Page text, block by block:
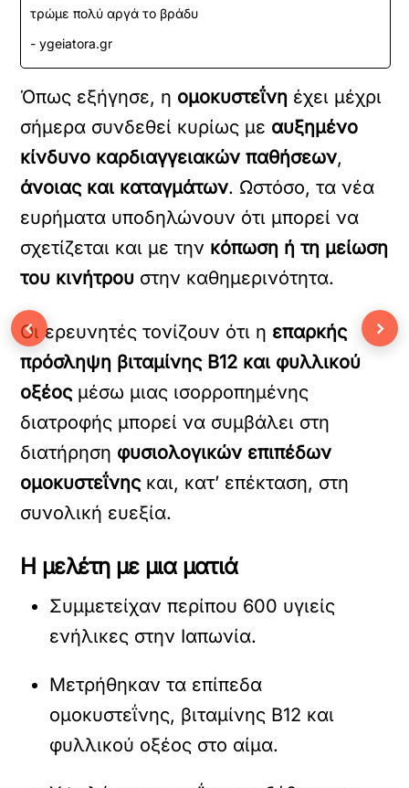
τρώμε πολύ αργά το βράδυ
- ygeiatora.gr
Όπως εξήγησε, η ομοκυστεΐνη έχει μέχρι
σήμερα συνδεθεί κυρίως με αυξημένο
κίνδυνο καρδιαγγειακών παθήσεων,
άνοιας και καταγμάτων. Ωστόσο, τα νέα
ευρήματα υποδηλώνουν ότι μπορεί να
σχετίζεται και με την κόπωση ή τη μείωση
του κινήτρου στην καθημερινότητα.
Οι ερευνητές τονίζουν ότι η επαρκής
πρόσληψη βιταμίνης Β12 και φυλλικού
οξέοςμέσω μιας ισορροπημένης
διατροφής μπορεί να συμβάλει στη
διατήρηση φυσιολογικών επιπέδων
ομοκυστεΐνηςκαι, κατ’ επέκταση, στη
συνολική ευεξία.
Η μελέτη με μια ματιά
Συμμετείχαν περίπου 600 υγιείς
ενήλικες στην Ιαπωνία.
Μετρήθηκαν τα επίπεδα
ομοκυστεΐνης, βιταμίνης Β12 και
φυλλικού οξέος στο αίμα.
‹ ›